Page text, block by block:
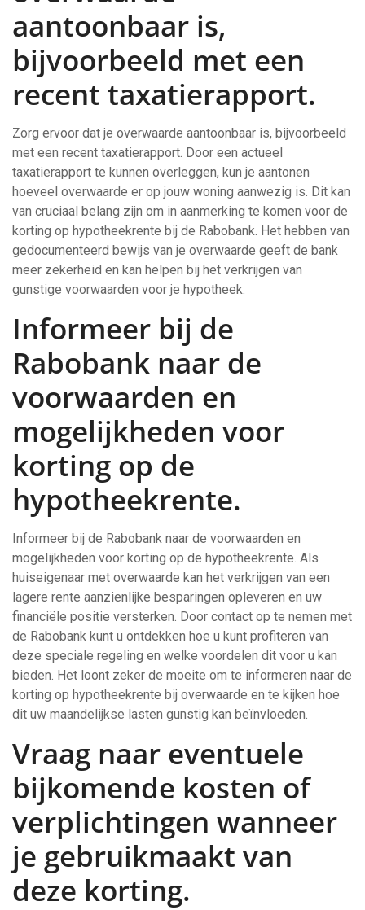
aantoonbaar is,
bijvoorbeeld met een
recent taxatierapport.
Zorg ervoor dat je overwaarde aantoonbaar is, bijvoorbeeld
met een recent taxatierapport. Door een actueel
taxatierapport te kunnen overleggen, kun je aantonen
hoeveel overwaarde er op jouw woning aanwezig is. Dit kan
van cruciaal belang zijn om in aanmerking te komen voor de
korting op hypotheekrente bij de Rabobank. Het hebben van
gedocumenteerd bewijs van je overwaarde geeft de bank
meer zekerheid en kan helpen bij het verkrijgen van
gunstige voorwaarden voor je hypotheek.
Informeer bij de
Rabobank naar de
voorwaarden en
mogelijkheden voor
korting op de
hypotheekrente.
Informeer bij de Rabobank naar de voorwaarden en
mogelijkheden voor korting op de hypotheekrente. Als
huiseigenaar met overwaarde kan het verkrijgen van een
lagere rente aanzienlijke besparingen opleveren en uw
financiële positie versterken. Door contact op te nemen met
de Rabobank kunt u ontdekken hoe u kunt profiteren van
deze speciale regeling en welke voordelen dit voor u kan
bieden. Het loont zeker de moeite om te informeren naar de
korting op hypotheekrente bij overwaarde en te kijken hoe
dit uw maandelijkse lasten gunstig kan beïnvloeden.
Vraag naar eventuele
bijkomende kosten of
verplichtingen wanneer
je gebruikmaakt van
deze korting.